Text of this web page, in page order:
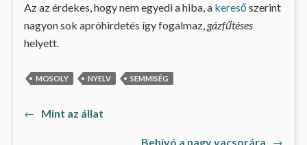
Az az érdekes, hogy nem egyedi a hiba, a keresőszerint
nagyon sok apróhirdetés így fogalmaz, gázfűtéses
helyett.
MOSOLY NYELV SEMMISÉG
Bejegyzés
←
Previous
Mint az állat
Behívó a nagy vacsorára Next
→